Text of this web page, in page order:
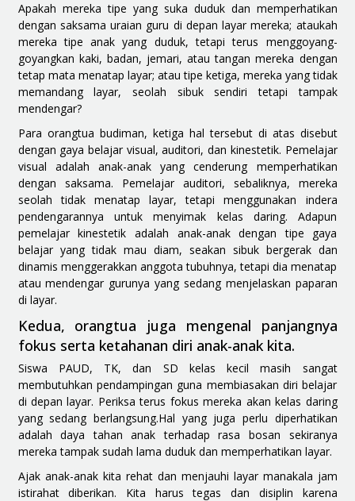
Apakah mereka tipe yang suka duduk dan memperhatikan
dengan saksama uraian guru di depan layar mereka; ataukah
mereka tipe anak yang duduk, tetapi terus menggoyang-
goyangkan kaki, badan, jemari, atau tangan mereka dengan
tetap mata menatap layar; atau tipe ketiga, mereka yang tidak
memandang layar, seolah sibuk sendiri tetapi tampak
mendengar?
Para orangtua budiman, ketiga hal tersebut di atas disebut
dengan gaya belajar visual, auditori, dan kinestetik. Pemelajar
visual adalah anak-anak yang cenderung memperhatikan
dengan saksama. Pemelajar auditori, sebaliknya, mereka
seolah tidak menatap layar, tetapi menggunakan indera
pendengarannya untuk menyimak kelas daring. Adapun
pemelajar kinestetik adalah anak-anak dengan tipe gaya
belajar yang tidak mau diam, seakan sibuk bergerak dan
dinamis menggerakkan anggota tubuhnya, tetapi dia menatap
atau mendengar gurunya yang sedang menjelaskan paparan
di layar.
Kedua, orangtua juga mengenal panjangnya
fokus serta ketahanan diri anak-anak kita.
Siswa PAUD, TK, dan SD kelas kecil masih sangat
membutuhkan pendampingan guna membiasakan diri belajar
di depan layar. Periksa terus fokus mereka akan kelas daring
yang sedang berlangsung.Hal yang juga perlu diperhatikan
adalah daya tahan anak terhadap rasa bosan sekiranya
mereka tampak sudah lama duduk dan memperhatikan layar.
Ajak anak-anak kita rehat dan menjauhi layar manakala jam
istirahat diberikan. Kita harus tegas dan disiplin karena